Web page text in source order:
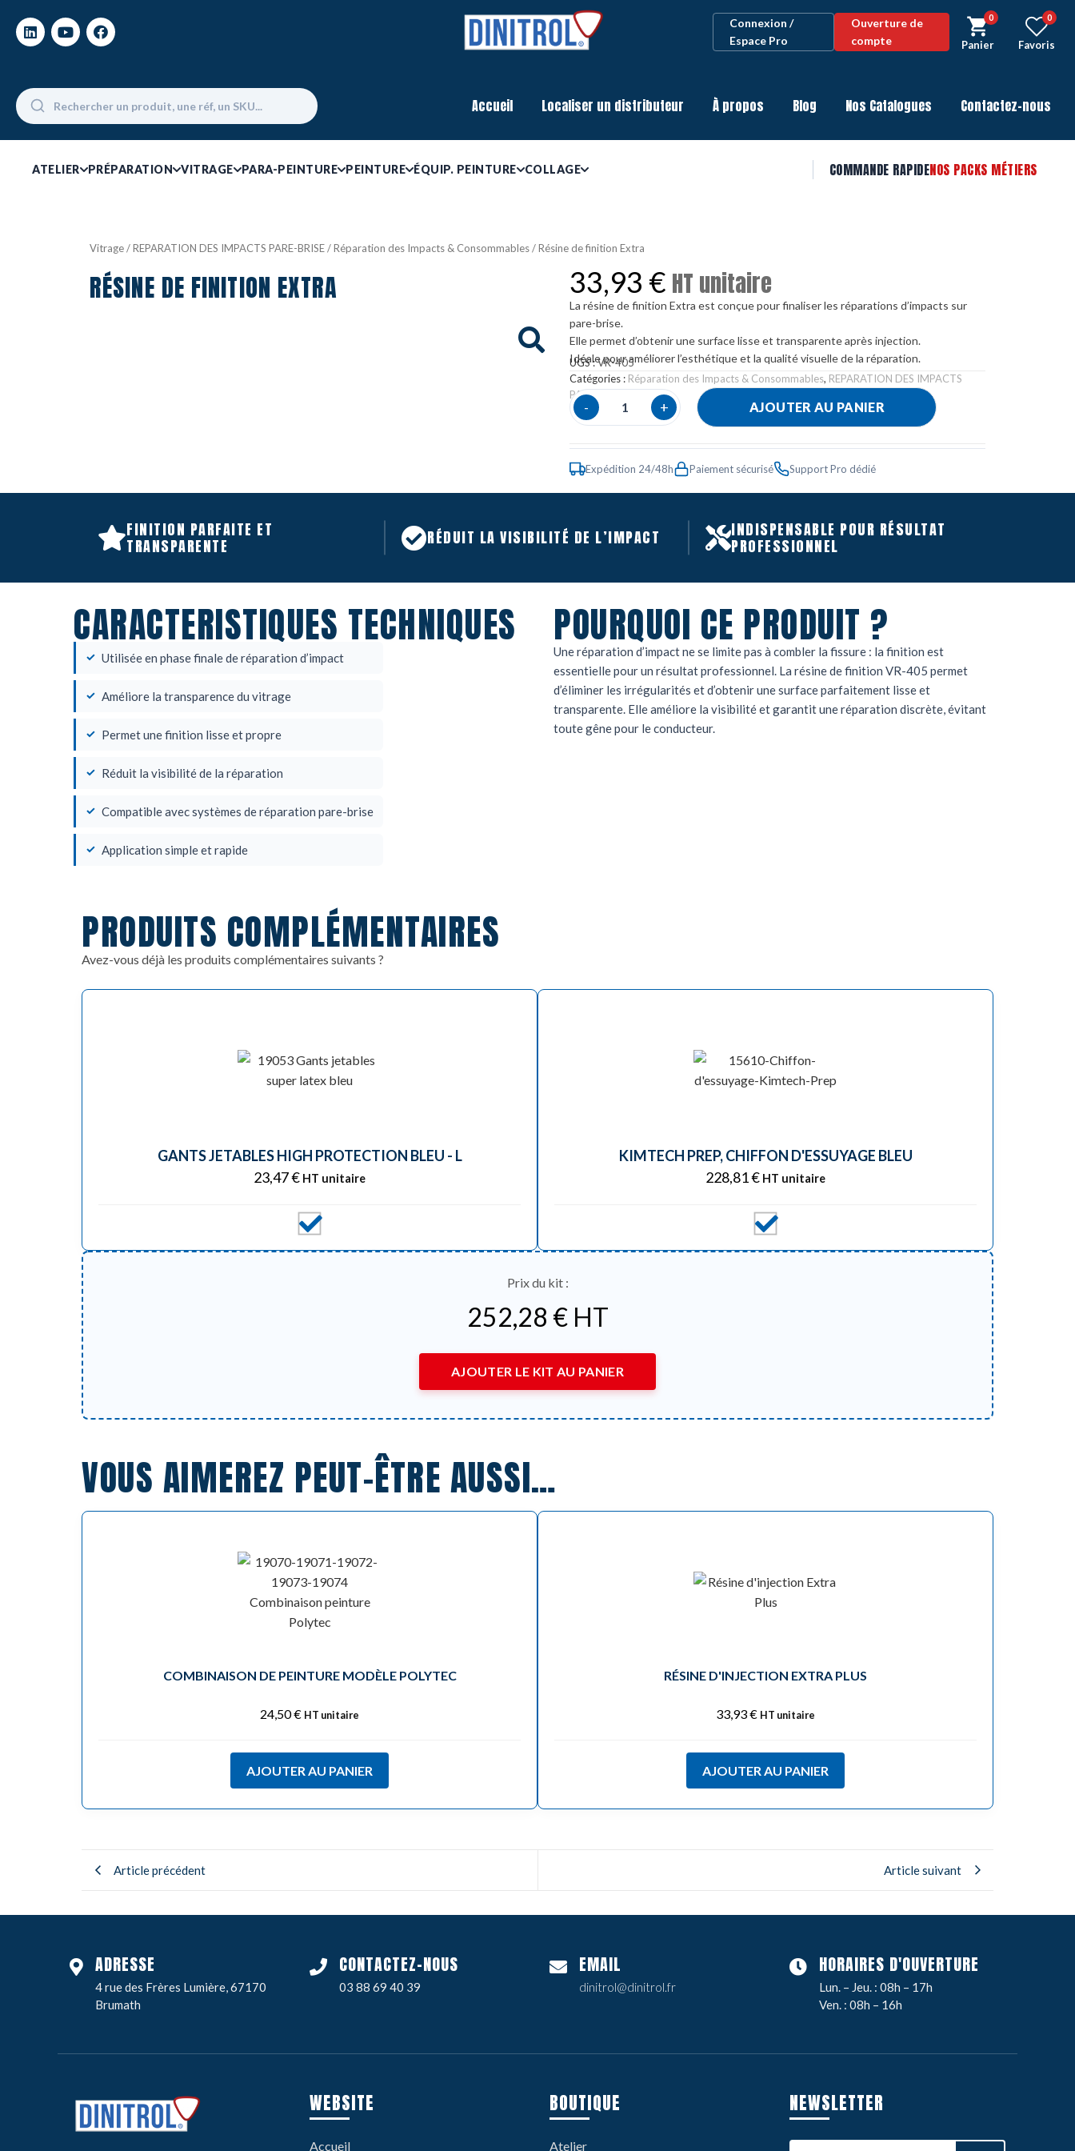
Connexion /
Espace Pro
Ouverture de
compte
0
Panier
0
Favoris
Accueil Localiser un distributeur À propos Blog Nos Catalogues Contactez-nous
ATELIER PRÉPARATION VITRAGE PARA-PEINTURE PEINTURE ÉQUIP. PEINTURE COLLAGE COMMANDE RAPIDENOS PACKS MÉTIERS
Vitrage/REPARATION DES IMPACTS PARE-BRISE/Réparation des Impacts & Consommables/ Résine de finition Extra
RÉSINE DE FINITION EXTRA 33,93 € HT unitaire
La résine de finition Extra est conçue pour finaliser les réparations d’impacts sur
pare-brise.
Elle permet d’obtenir une surface lisse et transparente après injection.
Idéale pour améliorer l’esthétique et la qualité visuelle de la réparation.
UGS :VR-405
Catégories : Réparation des Impacts & Consommables, REPARATION DES IMPACTS
PARE-BRISE
Vitrage
- + AJOUTER AU PANIER
Expédition 24/48h Paiement sécurisé Support Pro dédié
FINITION PARFAITE ET
TRANSPARENTE RÉDUIT LA VISIBILITÉ DE L’IMPACT INDISPENSABLE POUR RÉSULTAT
PROFESSIONNEL
CARACTERISTIQUES TECHNIQUES
Utilisée en phase finale de réparation d’impact
Améliore la transparence du vitrage
Permet une finition lisse et propre
Réduit la visibilité de la réparation
Compatible avec systèmes de réparation pare-brise
Application simple et rapide
POURQUOI CE PRODUIT ?
Une réparation d’impact ne se limite pas à combler la fissure : la finition est
essentielle pour un résultat professionnel. La résine de finition VR-405 permet
d’éliminer les irrégularités et d’obtenir une surface parfaitement lisse et
transparente. Elle améliore la visibilité et garantit une réparation discrète, évitant
toute gêne pour le conducteur.
PRODUITS COMPLÉMENTAIRES
Avez-vous déjà les produits complémentaires suivants ?
GANTS JETABLES HIGH PROTECTION BLEU - L
23,47€ HT unitaire
KIMTECH PREP, CHIFFON D'ESSUYAGE BLEU
228,81€ HT unitaire
Prix du kit :
252,28 €HT
AJOUTER LE KIT AU PANIER
VOUS AIMEREZ PEUT-ÊTRE AUSSI…
COMBINAISON DE PEINTURE MODÈLE POLYTEC
24,50€ HT unitaire
AJOUTER AU PANIER
RÉSINE D'INJECTION EXTRA PLUS
33,93€ HT unitaire
AJOUTER AU PANIER
Article précédent Article suivant
ADRESSE
4 rue des Frères Lumière, 67170
Brumath
CONTACTEZ-NOUS
03 88 69 40 39
EMAIL
dinitrol@dinitrol.fr
HORAIRES D'OUVERTURE
Lun. – Jeu. : 08h – 17h
Ven. : 08h – 16h
WEBSITE
Accueil
BOUTIQUE
Atelier
NEWSLETTER